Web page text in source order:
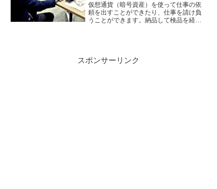
仮想通貨（暗号資産）を使って仕事の依
頼を出すことができたり、仕事を請け負
うことができます。納品して検品を経
スポンサーリンク